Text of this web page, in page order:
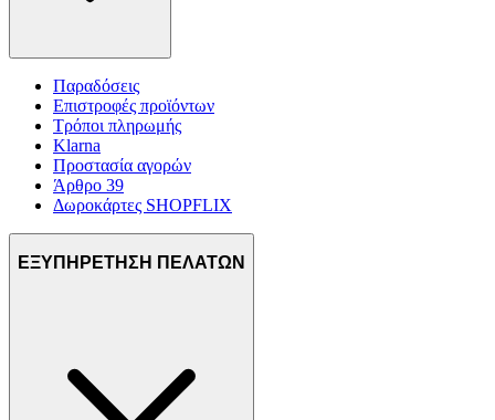
Παραδόσεις
Επιστροφές προϊόντων
Τρόποι πληρωμής
Klarna
Προστασία αγορών
Άρθρο 39
Δωροκάρτες SHOPFLIX
ΕΞΥΠΗΡΕΤΗΣΗ ΠΕΛΑΤΩΝ